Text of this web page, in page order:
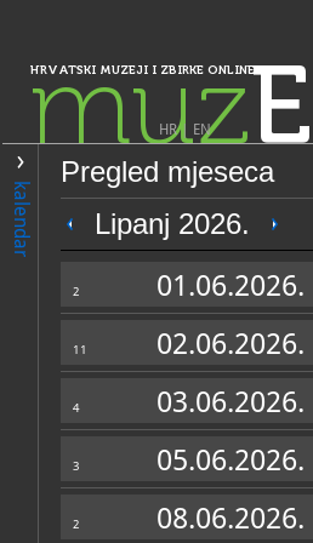
HRVATSKI MUZEJI I ZBIRKE ONLINE
muz
HR| EN
kalendar
Pregled mjeseca
Lipanj 2026.
2 01.06.2026.
11 02.06.2026.
4 03.06.2026.
3 05.06.2026.
2 08.06.2026.
PRETRAŽIVANJE
Istra, Kvarner, Gorski kotar i Lika
Muzej grada
Umago
OPĆI PODACI